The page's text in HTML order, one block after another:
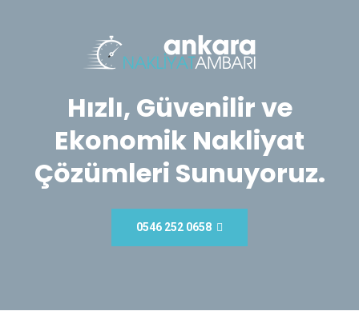
Hızlı, Güvenilir ve
Ekonomik Nakliyat
Çözümleri Sunuyoruz.
0546 252 0658